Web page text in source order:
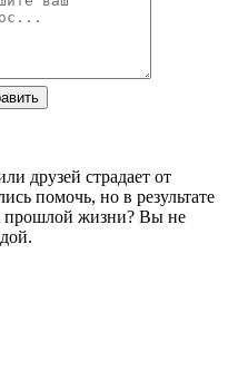
алкоголизма в нашей
и наша
Мы пытались
но ничего
клинику . Процесс
но эффективным.
работа
заботливой. Сейчас
наша семья снова
и всем врачам,
жизнь.
друзей страдает от
помочь, но в результате
прошлой жизни? Вы не